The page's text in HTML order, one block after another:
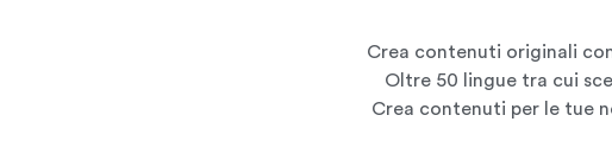
Crea contenuti originali
Oltre 50 lingue tra cui
Crea contenuti per le tue